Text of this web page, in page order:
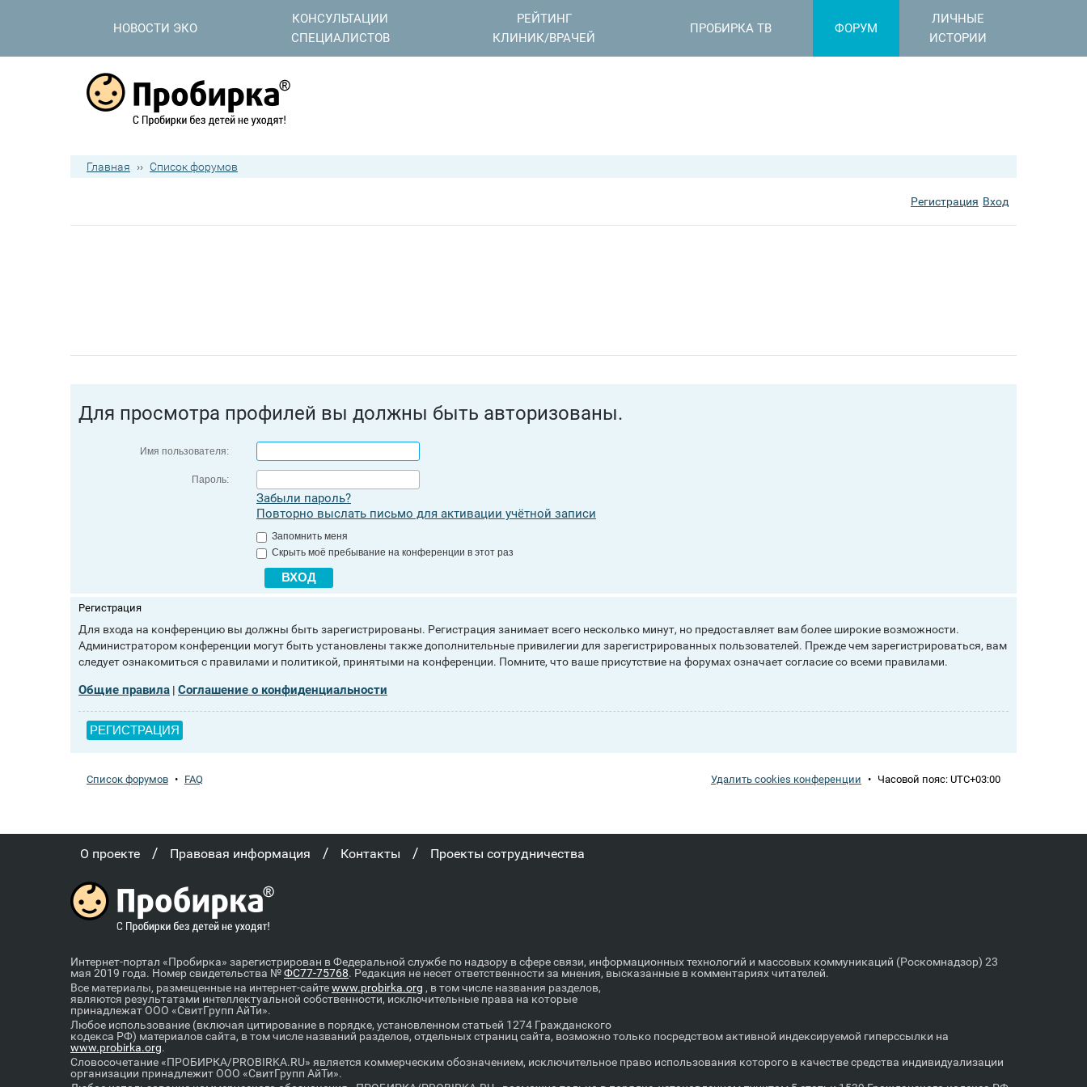
НОВОСТИ ЭКО
КОНСУЛЬТАЦИИ
СПЕЦИАЛИСТОВ
РЕЙТИНГ
КЛИНИК/ВРАЧЕЙ
ПРОБИРКА ТВ ФОРУМ
ЛИЧНЫЕ
ИСТОРИИ
Главная ›› Список форумов
Регистрация Вход
Для просмотра профилей вы должны быть авторизованы.
Имя пользователя:
Пароль:
Забыли пароль?
Повторно выслать письмо для активации учётной записи
Запомнить меня
Скрыть моё пребывание на конференции в этот раз
Регистрация
Для входа на конференцию вы должны быть зарегистрированы. Регистрация занимает всего несколько минут, но предоставляет вам более широкие возможности.
Администратором конференции могут быть установлены также дополнительные привилегии для зарегистрированных пользователей. Прежде чем зарегистрироваться, вам
следует ознакомиться с правилами и политикой, принятыми на конференции. Помните, что ваше присутствие на форумах означает согласие со всеми правилами.
Общие правила | Соглашение о конфиденциальности
РЕГИСТРАЦИЯ
Список форумов • FAQ Удалить cookies конференции • Часовой пояс: UTC+03:00
О проекте / Правовая информация / Контакты / Проекты сотрудничества
Интернет-портал «Пробирка» зарегистрирован в Федеральной службе по надзору в сфере связи, информационных технологий и массовых коммуникаций (Роскомнадзор) 23
мая 2019 года. Номер свидетельства №ФС77-75768. Редакция не несет ответственности за мнения, высказанные в комментариях читателей.
Все материалы, размещенные на интернет-сайтеwww.probirka.org , в том числе названия разделов,
являются результатами интеллектуальной собственности, исключительные права на которые
принадлежат ООО «СвитГрупп АйТи».
Любое использование (включая цитирование в порядке, установленном статьей 1274 Гражданского
кодекса РФ) материалов сайта, в том числе названий разделов, отдельных страниц сайта, возможно только посредством активной индексируемой гиперссылки на
www.probirka.org.
Словосочетание «ПРОБИРКА/PROBIRKA.RU» является коммерческим обозначением, исключительное право использования которого в качестве средства индивидуализации
организации принадлежит ООО «СвитГрупп АйТи».